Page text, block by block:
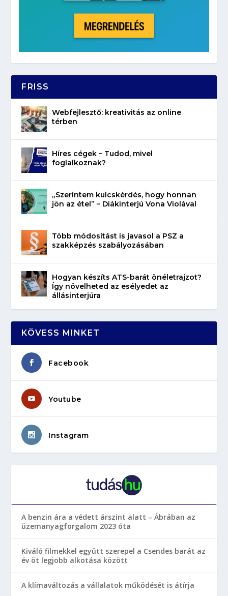
FRISS
Webfejlesztő: kreativitás az online
térben
Híres cégek – Tudod, mivel
foglalkoznak?
„Szerintem kulcskérdés, hogy honnan
jön az étel” – Diákinterjú Vona Violával
Több módosítást is javasol a PSZ a
szakképzés szabályozásában
Hogyan készíts ATS-barát önéletrajzot?
Így növelheted az esélyedet az
állásinterjúra
KÖVESS MINKET
Facebook
Youtube
Instagram
A benzin ára a védett árszint alatt – Ábrában az
üzemanyagforgalom 2023 óta
Kiváló filmekkel együtt szerepel a Csendes barát az
év öt legjobb alkotása között
A klímaváltozás a vállalatok működését is átírja